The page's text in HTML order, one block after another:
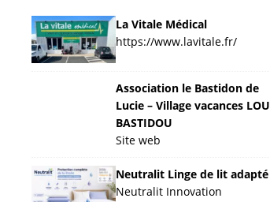
La Vitale Médical
https://www.lavitale.fr/
Association le Bastidon de
Lucie – Village vacances LOU
BASTIDOU
Site web
Neutralit Linge de lit adapté
Neutralit Innovation